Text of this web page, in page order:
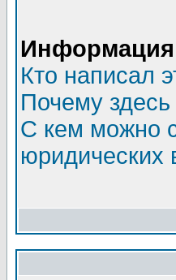
Информация
Кто написал
Почему
С кем можно
юридических